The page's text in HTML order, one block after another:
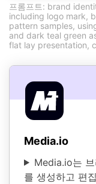
프롬프트: brand
including logo mark,
pattern samples,
and dark teal green
flat lay presentation,
Media.io
Media.io는
를 생성하고 편